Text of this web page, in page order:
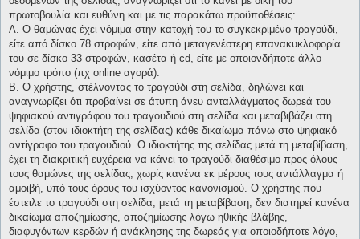
πρωτοβουλία και ευθύνη και με τις παρακάτω προϋποθέσεις:
Α. Ο θαμώνας έχει νόμιμα στην κατοχή του το συγκεκριμένο τραγούδι,
είτε από δίσκο 78 στροφών, είτε από μεταγενέστερη επανακυκλοφορία
του σε δίσκο 33 στροφών, κασέτα ή cd, είτε με οποιονδήποτε άλλο
νόμιμο τρόπο (πχ online αγορά).
Β. Ο χρήστης, στέλνοντας το τραγούδι στη σελίδα, δηλώνει και
αναγνωρίζει ότι προβαίνει σε άτυπη άνευ ανταλλάγματος δωρεά του
ψηφιακού αντιγράφου του τραγουδιού στη σελίδα και μεταβιβάζει στη
σελίδα (στον ιδιοκτήτη της σελίδας) κάθε δικαίωμα πάνω στο ψηφιακό
αντίγραφο του τραγουδιού. Ο ιδιοκτήτης της σελίδας μετά τη μεταβίβαση,
έχει τη διακριτική ευχέρεια να κάνει το τραγούδι διαθέσιμο προς όλους
τους θαμώνες της σελίδας, χωρίς κανένα εκ μέρους τους αντάλλαγμα ή
αμοιβή, υπό τους όρους του ισχύοντος κανονισμού. Ο χρήστης που
έστειλε το τραγούδι στη σελίδα, μετά τη μεταβίβαση, δεν διατηρεί κανένα
δικαίωμα αποζημίωσης, αποζημίωσης λόγω ηθικής βλάβης,
διαφυγόντων κερδών ή ανάκλησης της δωρεάς για οποιοδήποτε λόγο,